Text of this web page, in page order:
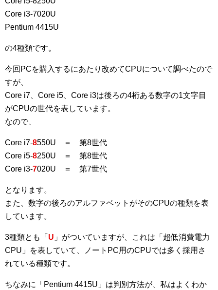
Core i3-7020U
Pentium 4415U
の4種類です。
今回PCを購入するにあたり改めてCPUについて調べたので
すが、
Core i7、Core i5、Core i3は後ろの4桁ある数字の1文字目
がCPUの世代を表しています。
なので、
Core i7-8550U ＝ 第8世代
Core i5-8250U ＝ 第8世代
Core i3-7020U ＝ 第7世代
となります。
また、数字の後ろのアルファベットがそのCPUの種類を表
しています。
3種類とも「 U 」がついていますが、これは「超低消費電力
CPU」を表していて、ノートPC用のCPUでは多く採用さ
れている種類です。
ちなみに「Pentium 4415U」は判別方法が、私はよくわか